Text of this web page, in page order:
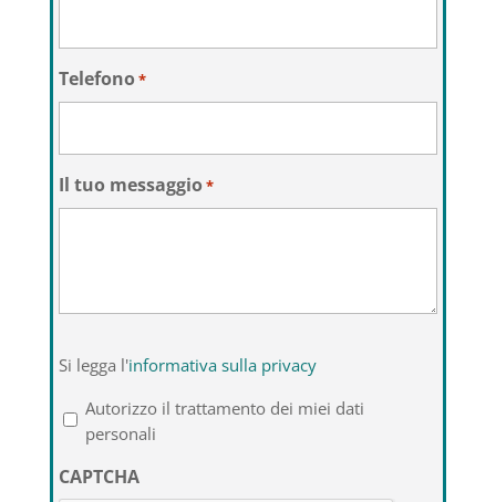
Telefono*
Il tuo messaggio*
legga
l'informativa
sulla
privacy
*
Si legga l'informativa sulla privacy
Autorizzo il trattamento dei miei dati
personali
CAPTCHA